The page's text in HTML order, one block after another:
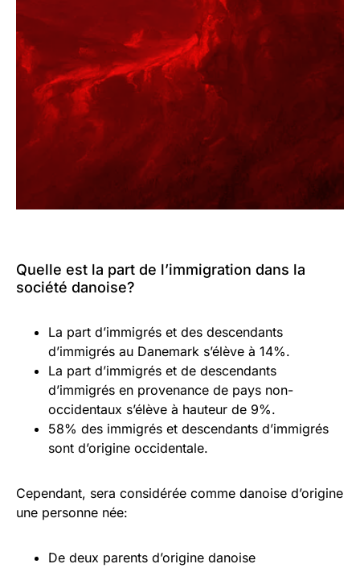
Quelle est la part de l’immigration dans la
société danoise?
La part d’immigrés et des descendants
d’immigrés au Danemark s’élève à 14%.
La part d’immigrés et de descendants
d’immigrés en provenance de pays non-
occidentaux s’élève à hauteur de 9%.
58% des immigrés et descendants d’immigrés
sont d’origine occidentale.
Cependant, sera considérée comme danoise d’origine
une personne née:
De deux parents d’origine danoise